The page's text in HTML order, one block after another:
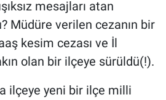
mesajları atan
Müdüre verilen cezanın bir
kesim cezası ve İl
olan bir ilçeye sürüldü(!).
ilçeye yeni bir ilçe milli